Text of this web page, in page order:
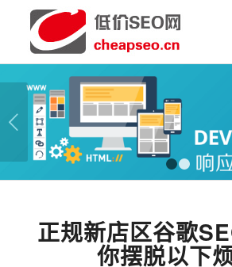
正规新店区谷歌
你摆脱以下